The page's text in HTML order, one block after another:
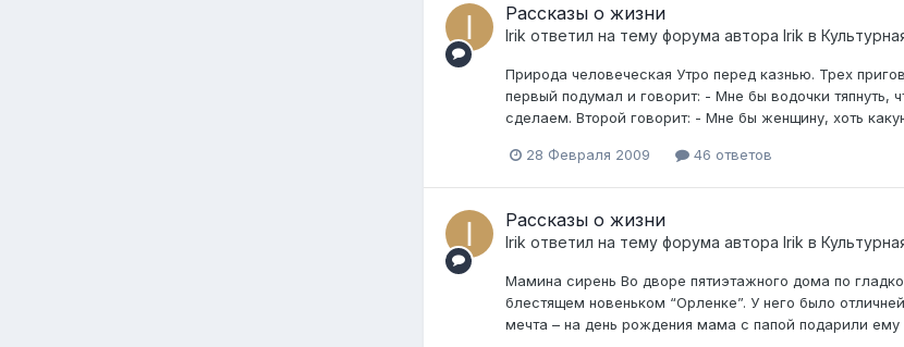
Рассказы о жизни
Irik ответил на тему форума автора Irik в
Природа человеческая Утро перед казнью. Трех
первый подумал и говорит: - Мне бы водочки
сделаем. Второй говорит: - Мне бы женщину, хоть
28 Февраля 2009 46 ответов
Рассказы о жизни
Irik ответил на тему форума автора Irik в
Мамина сирень Во дворе пятиэтажного дома по
блестящем новеньком “Орленке”. У него было
мечта – на день рождения мама с папой подарили